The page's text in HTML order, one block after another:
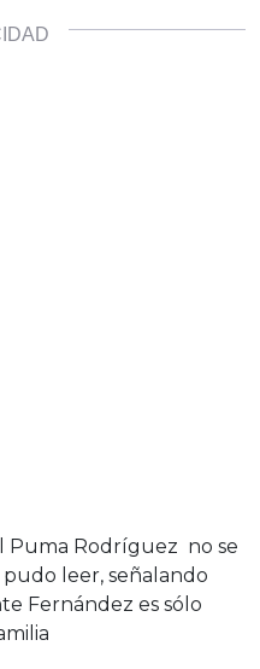
Puma Rodríguez no se
leer, señalando
Fernández es sólo